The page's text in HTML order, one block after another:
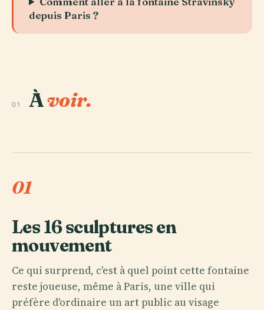
depuis Paris ?
01 Àvoir.
01
Les 16 sculptures en
mouvement
Ce qui surprend, c'est à quel point cette fontaine
reste joueuse, même à Paris, une ville qui
préfère d'ordinaire un art public au visage